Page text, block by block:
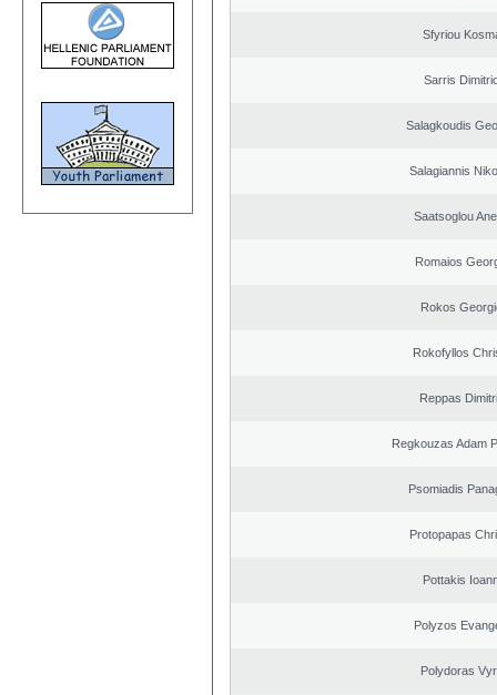
Sfyriou
Sarris
Salagkoudis
Salagiannis
Saatsoglou
Romaios
Rokos
Rokofyllos
Reppas
Regkouzas Adam
Psomiadis
Protopapas
Pottakis
Polyzos
Polydoras